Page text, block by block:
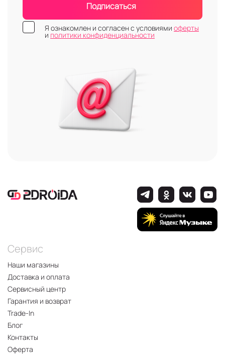
Подписаться
Я ознакомлен и согласен с условиями оферты
и политики конфиденциальности
Сервис
Наши магазины
Доставка и оплата
Сервисный центр
Гарантия и возврат
Trade-In
Блог
Контакты
Оферта